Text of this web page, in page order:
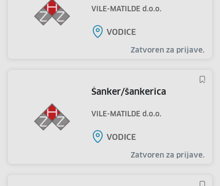
VILE-MATILDE d.o.o.
VODICE
Zatvoren za prijave.
šanker/šankerica
VILE-MATILDE d.o.o.
VODICE
Zatvoren za prijave.